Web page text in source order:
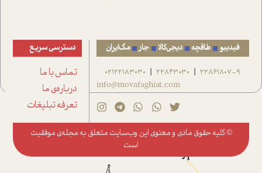
فیدیبو طاقچه دیجی‌کالا جار مگ‌ایران
22861807-9
|
22843030
|
02122183030
info@movafaghiat.com
دسترسی سریع
تماس با ما
درباره‌ی ما
تعرفه تبلیغات
© کلیه حقوق مادی و معنوی این وب‌سایت متعلق به مجله‌ی موفقیت
است